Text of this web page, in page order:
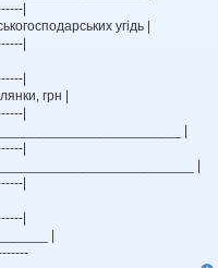
|
угідь |
|
|
грн |
|
|
|
|
|
|
|